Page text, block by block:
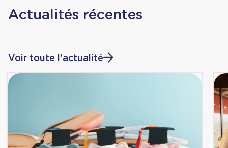
Actualités récentes
Voir toute l'actualité